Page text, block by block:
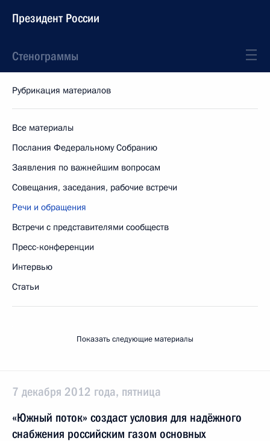
Президент России
Стенограммы
Рубрикация материалов
Все материалы
Послания Федеральному Собранию
Заявления по важнейшим вопросам
Совещания, заседания, рабочие встречи
Речи и обращения
Встречи с представителями сообществ
Пресс-конференции
Интервью
Статьи
Показать следующие материалы
7 декабря 2012 года, пятница
«Южный поток» создаст условия для надёжного
снабжения российским газом основных